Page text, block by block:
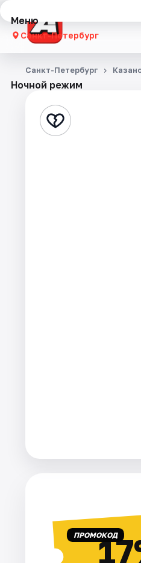
Меню
Санкт-Петербург
Концерты
Стендап
Ночной режим
Санкт-Петербург
ПРОМОКОД